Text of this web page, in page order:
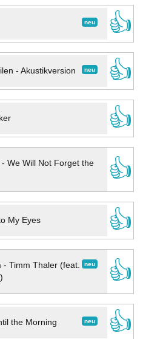
neu
👍
neu
- Akustikversion
👍
👍
We Will Not Forget the
👍
My Eyes
👍
neu
- Timm Thaler (feat.
👍
neu
the Morning
👍